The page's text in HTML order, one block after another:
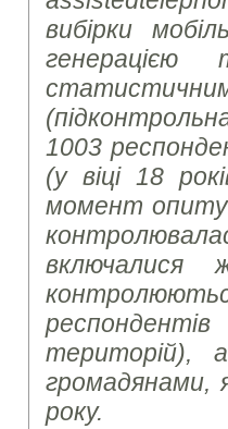
вибірки
1003
(у віці 18
момент
включалися
територій),
громадянами,
року.